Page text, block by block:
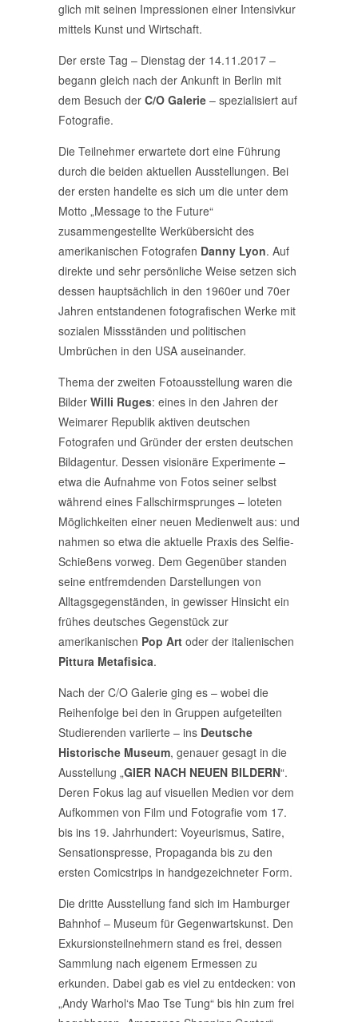
glich mit seinen Impressionen einer Intensivkur
mittels Kunst und Wirtschaft.
Der erste Tag – Dienstag der 14.11.2017 –
begann gleich nach der Ankunft in Berlin mit
dem Besuch der C/O Galerie – spezialisiert auf
Fotografie.
Die Teilnehmer erwartete dort eine Führung
durch die beiden aktuellen Ausstellungen. Bei
der ersten handelte es sich um die unter dem
Motto „Message to the Future“
zusammengestellte Werkübersicht des
amerikanischen Fotografen Danny Lyon. Auf
direkte und sehr persönliche Weise setzen sich
dessen hauptsächlich in den 1960er und 70er
Jahren entstandenen fotografischen Werke mit
sozialen Missständen und politischen
Umbrüchen in den USA auseinander.
Thema der zweiten Fotoausstellung waren die
Bilder Willi Ruges: eines in den Jahren der
Weimarer Republik aktiven deutschen
Fotografen und Gründer der ersten deutschen
Bildagentur. Dessen visionäre Experimente –
etwa die Aufnahme von Fotos seiner selbst
während eines Fallschirmsprunges – loteten
Möglichkeiten einer neuen Medienwelt aus: und
nahmen so etwa die aktuelle Praxis des Selfie-
Schießens vorweg. Dem Gegenüber standen
seine entfremdenden Darstellungen von
Alltagsgegenständen, in gewisser Hinsicht ein
frühes deutsches Gegenstück zur
amerikanischen Pop Art oder der italienischen
Pittura Metafisica.
Nach der C/O Galerie ging es – wobei die
Reihenfolge bei den in Gruppen aufgeteilten
Studierenden variierte – ins Deutsche
Historische Museum, genauer gesagt in die
Ausstellung „GIER NACH NEUEN BILDERN“.
Deren Fokus lag auf visuellen Medien vor dem
Aufkommen von Film und Fotografie vom 17.
bis ins 19. Jahrhundert: Voyeurismus, Satire,
Sensationspresse, Propaganda bis zu den
ersten Comicstrips in handgezeichneter Form.
Die dritte Ausstellung fand sich im Hamburger
Bahnhof – Museum für Gegenwartskunst. Den
Exkursionsteilnehmern stand es frei, dessen
Sammlung nach eigenem Ermessen zu
erkunden. Dabei gab es viel zu entdecken: von
„Andy Warhol‘s Mao Tse Tung“ bis hin zum frei